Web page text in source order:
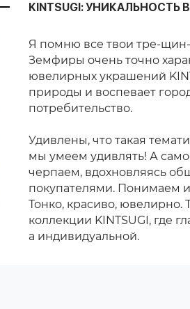
KINTSUGI:
Я помню все твои тре-
Земфиры очень точно
ювелирных украшений
природы и воспевает
потребительство.
Удивлены, что такая
мы умеем удивлять! А
черпаем, вдохновляясь
покупателями. Понимаем
Тонко, красиво,
коллекции KINTSUGI, где
а индивидуальной.